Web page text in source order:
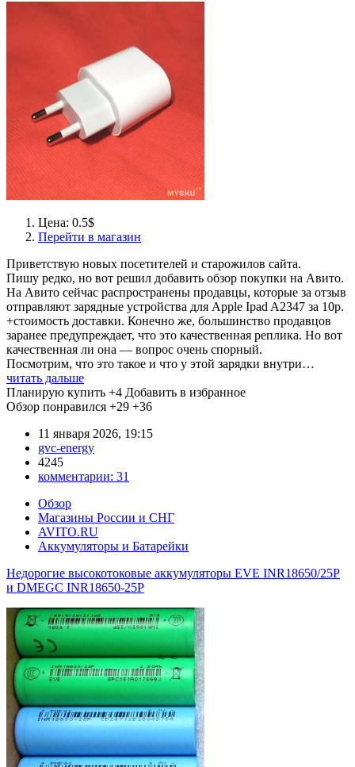
Цена: 0.5$
Перейти в магазин
Приветствую новых посетителей и старожилов сайта.
Пишу редко, но вот решил добавить обзор покупки на Авито.
На Авито сейчас распространены продавцы, которые за отзыв
отправляют зарядные устройства для Apple Ipad A2347 за 10р.
+стоимость доставки. Конечно же, большинство продавцов
заранее предупреждает, что это качественная реплика. Но вот
качественная ли она — вопрос очень спорный.
Посмотрим, что это такое и что у этой зарядки внутри…
читать дальше
Планирую купить +4 Добавить в избранное
Обзор понравился +29 +36
11 января 2026, 19:15
gvc-energy
4245
комментарии: 31
Обзор
Магазины России и СНГ
AVITO.RU
Аккумуляторы и Батарейки
Недорогие высокотоковые аккумуляторы EVE INR18650/25P
и DMEGC INR18650-25P